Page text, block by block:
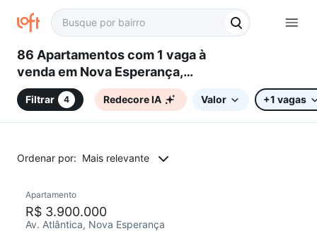
86 Apartamentos com 1 vaga à
venda em Nova Esperança,
Balneário Camboriú, SC
Filtrar 4 Redecore IA Valor +1 vagas
Ordenar por: Mais relevante
Redecorar
Apartamento
R$ 3.900.000
Av. Atlântica, Nova Esperança